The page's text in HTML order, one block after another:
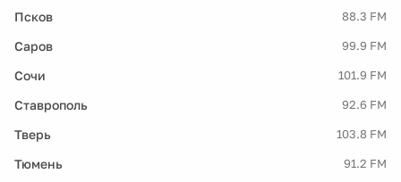
Псков 88.3 FM
Саров 99.9 FM
Сочи 101.9 FM
Ставрополь 92.6 FM
Тверь 103.8 FM
Тюмень 91.2 FM